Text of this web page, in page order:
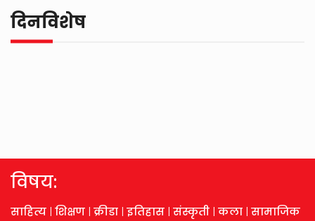
दिनविशेष
विषय:
साहित्य | शिक्षण | क्रीडा | इतिहास | संस्कृती | कला | सामाजिक